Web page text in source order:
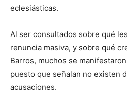
eclesiásticas.
Al ser consultados sobre qué
renuncia masiva, y sobre qué
Barros, muchos se
puesto que señalan no existen
acusaciones.